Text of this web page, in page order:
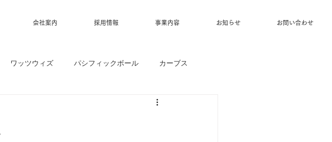
会社案内 採用情報 事業内容 お知らせ お問い合わせ
ワッツウィズ パシフィックボール カーブス